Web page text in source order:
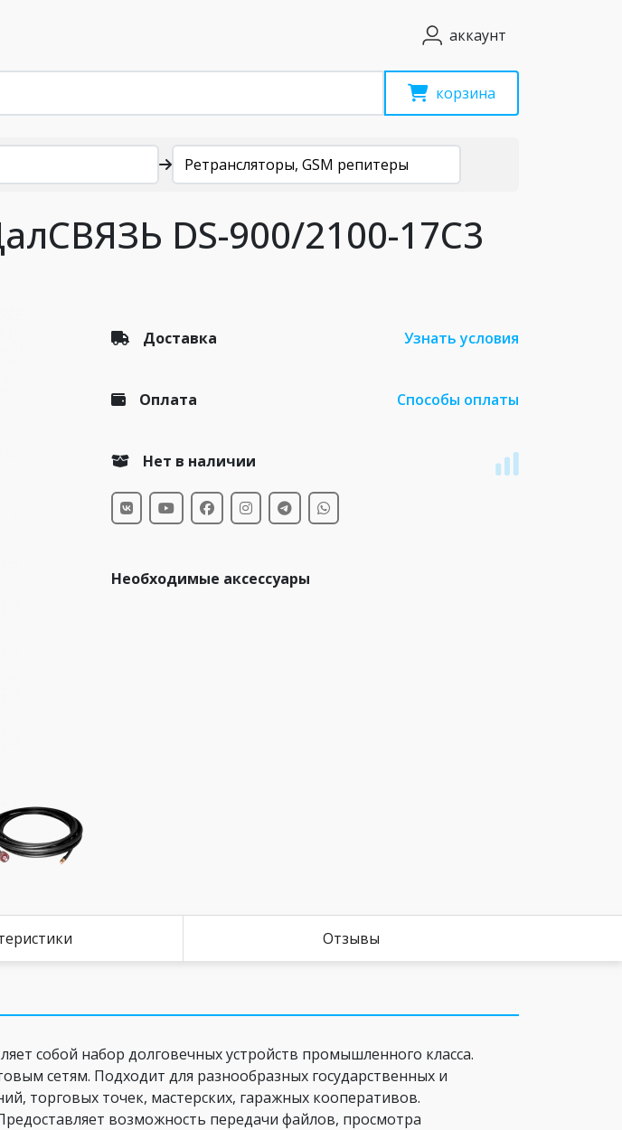
аккаунт
корзина
Ретрансляторы, GSM репитеры
DS-900/2100-17С3
Доставка Узнать условия
Оплата Способы оплаты
Нет в наличии
Необходимые аксессуары
Отзывы
собой набор долговечных устройств промышленного класса.
сетям. Подходит для разнообразных государственных и
торговых точек, мастерских, гаражных кооперативов.
возможность передачи файлов, просмотра